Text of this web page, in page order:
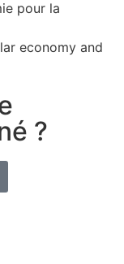
pour la
economy and
?